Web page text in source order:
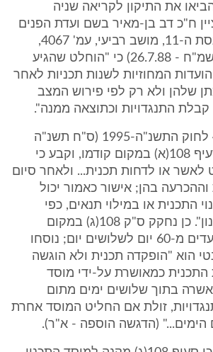
את התיקון לקריאה שניה
ח"כ דב בן-מאיר בשם ועדת הפנים
(דברי הכנסת, הכנסת ה-11, מושב רביעי, עמ' 4067,
ישיבת י"ב באב תשמ"ח - 26.7.88) כי "הוחלט שהגיע
המחוזיות לשנות תכניות לאחר
שלהן ולא רק לפי פירוש המצב
התנגדויות וכתוצאה ממנה".
(7) בתיקון מס' 43 לחוק התשנ"ה-1995 (ס"ח תשנ"ה
468,450) נחקק סעיף 108(א) במקום קודמו, וקבע כי
לאשר או לדחות תכנית... ולאחר סיום
בהן; אישור כאמור יכול
התכנית או במילוי תנאים, כפי
שיקבע מוסד התכנון". כן נחקק ס"ק 108(ג) במקום
קודמו, וקוצרו המועדים מ-60 יום לשלושים יום; נוסחו
הוא "הופקדה תכנית ולא הוגשה
התכנית כמאושרת על-ידי מוסד
בתוך שלושים ימים מתום
זולת אם החליט המוסד אחרת
הימים..." (הדגשה הוספה - א"ר).